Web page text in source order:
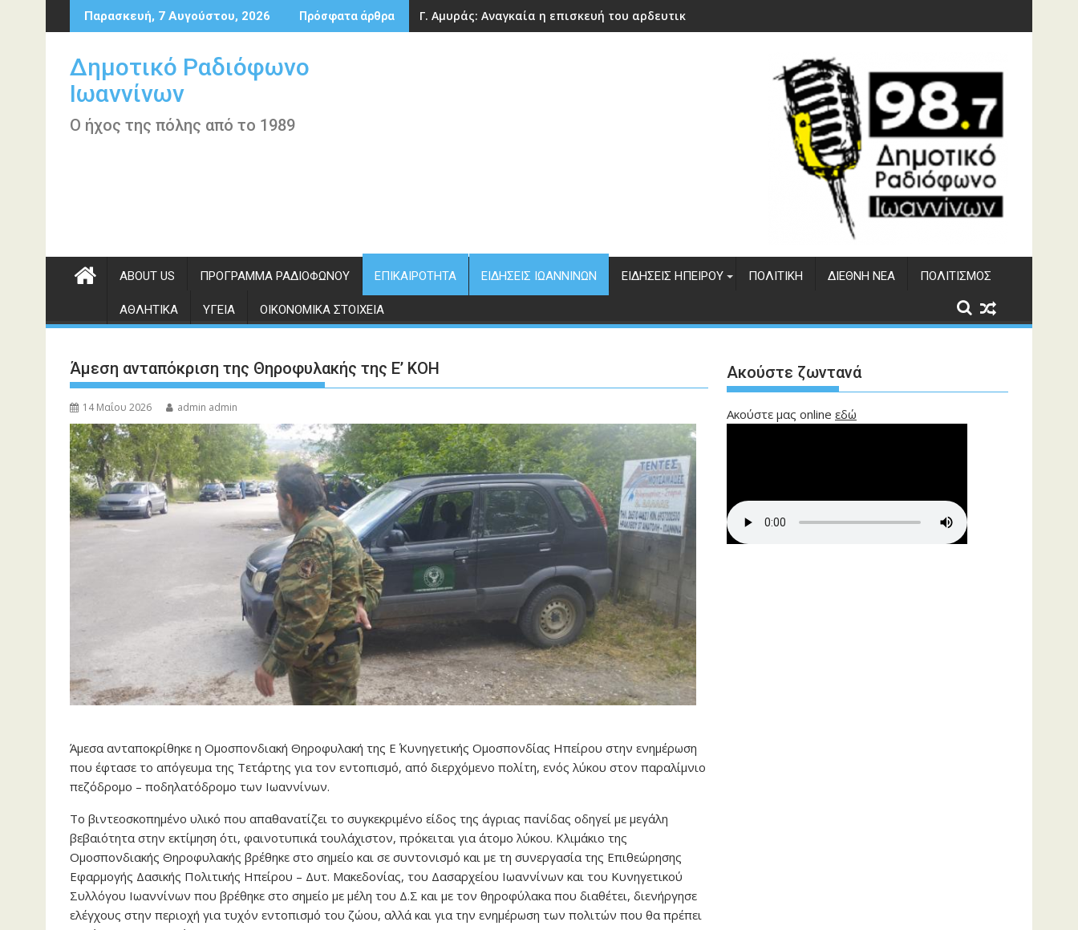
Περάστε
στο
Παρασκευή, 7 Αυγούστου, 2026 Πρόσφατα άρθρα Γ. Αμυράς: Αναγκαία η επισκευή του αρδευτικού φράγματος Αώου
Δημοτικό Ραδιόφωνο
Ιωαννίνων
Ο ήχος της πόλης από το 1989
ABOUT US ΠΡΌΓΡΑΜΜΑ ΡΑΔΙΟΦΏΝΟΥ ΕΠΙΚΑΙΡΌΤΗΤΑ ΕΙΔΉΣΕΙΣ ΙΩΑΝΝΊΝΩΝ ΕΙΔΉΣΕΙΣ ΗΠΕΊΡΟΥ ΠΟΛΙΤΙΚΉ ΔΙΕΘΝΉ ΝΈΑ ΠΟΛΙΤΙΣΜΌΣ
ΑΘΛΗΤΙΚΆ ΥΓΕΊΑ ΟΙΚΟΝΟΜΙΚΆ ΣΤΟΙΧΕΊΑ
Άμεση ανταπόκριση της Θηροφυλακής της Ε’ ΚΟΗ
14 Μαΐου 2026 admin admin
Άμεσα ανταποκρίθηκε η Ομοσπονδιακή Θηροφυλακή της Ε΄ Κυνηγετικής Ομοσπονδίας Ηπείρου στην ενημέρωση
που έφτασε το απόγευμα της Τετάρτης για τον εντοπισμό, από διερχόμενο πολίτη, ενός λύκου στον παραλίμνιο
πεζόδρομο – ποδηλατόδρομο των Ιωαννίνων.
Το βιντεοσκοπημένο υλικό που απαθανατίζει το συγκεκριμένο είδος της άγριας πανίδας οδηγεί με μεγάλη
βεβαιότητα στην εκτίμηση ότι, φαινοτυπικά τουλάχιστον, πρόκειται για άτομο λύκου. Κλιμάκιο της
Ομοσπονδιακής Θηροφυλακής βρέθηκε στο σημείο και σε συντονισμό και με τη συνεργασία της Επιθεώρησης
Εφαρμογής Δασικής Πολιτικής Ηπείρου – Δυτ. Μακεδονίας, του Δασαρχείου Ιωαννίνων και του Κυνηγετικού
Συλλόγου Ιωαννίνων που βρέθηκε στο σημείο με μέλη του Δ.Σ και με τον θηροφύλακα που διαθέτει, διενήργησε
ελέγχους στην περιοχή για τυχόν εντοπισμό του ζώου, αλλά και για την ενημέρωση των πολιτών που θα πρέπει
Ακούστε ζωντανά
Ακούστε μας online εδώ